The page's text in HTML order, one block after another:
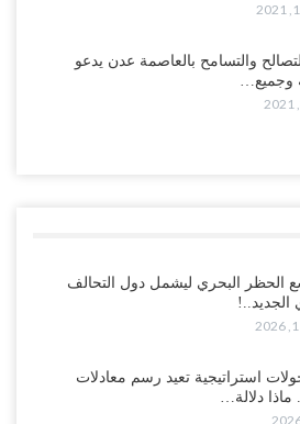
والتسامح بالعاصمة عدن يدعو
وجميع…
الحظر البحري ليشمل دول التحالف
الجديد..!
استراتيجية تعيد رسم معادلات
ماذا دلالة…